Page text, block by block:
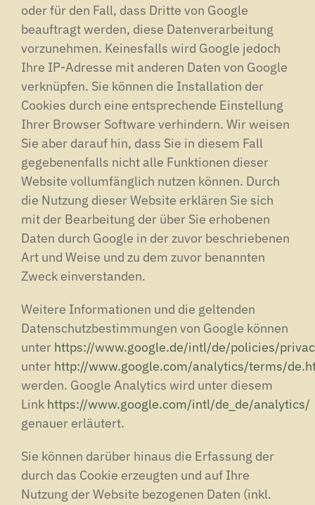
oder für den Fall, dass Dritte von Google
beauftragt werden, diese Datenverarbeitung
vorzunehmen. Keinesfalls wird Google jedoch
Ihre IP-Adresse mit anderen Daten von Google
verknüpfen. Sie können die Installation der
Cookies durch eine entsprechende Einstellung
Ihrer Browser Software verhindern. Wir weisen
Sie aber darauf hin, dass Sie in diesem Fall
gegebenenfalls nicht alle Funktionen dieser
Website vollumfänglich nutzen können. Durch
die Nutzung dieser Website erklären Sie sich
mit der Bearbeitung der über Sie erhobenen
Daten durch Google in der zuvor beschriebenen
Art und Weise und zu dem zuvor benannten
Zweck einverstanden.
Weitere Informationen und die geltenden
Datenschutzbestimmungen von Google können
unter https://www.google.de/intl/de/policies/
unter http://www.google.com/analytics/terms/
werden. Google Analytics wird unter diesem
Link https://www.google.com/intl/de_de/analytics/
genauer erläutert.
Sie können darüber hinaus die Erfassung der
durch das Cookie erzeugten und auf Ihre
Nutzung der Website bezogenen Daten (inkl.